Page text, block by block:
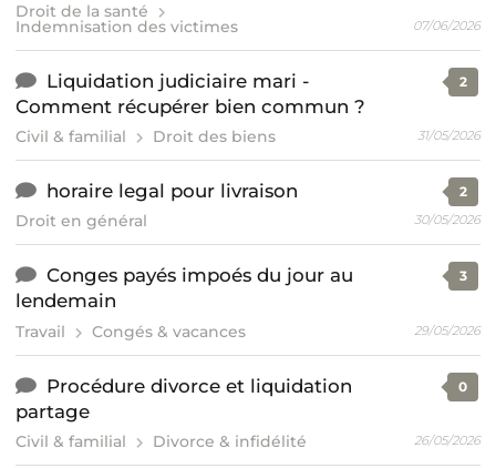
Droit de la santé
Indemnisation des victimes 07/06/2026
Liquidation judiciaire mari -
Comment récupérer bien commun ?
Civil & familial Droit des biens
2
31/05/2026
horaire legal pour livraison
Droit en général
2
30/05/2026
Conges payés impoés du jour au
lendemain
Travail Congés & vacances
3
29/05/2026
Procédure divorce et liquidation
partage
Civil & familial Divorce & infidélité
0
26/05/2026